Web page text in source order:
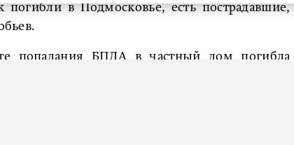
погибли в Подмосковье, есть пострадавшие,
попадания БПЛА в частный дом погибла